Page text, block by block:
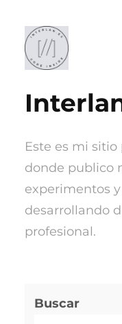
contenido
Este es mi
donde publico
experimentos
desarrollando
profesional.
Buscar